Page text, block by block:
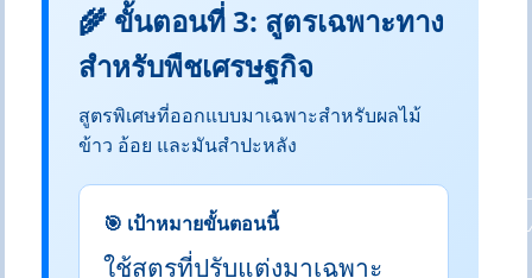
🌾 ขั้นตอนที่ 3: สูตรเฉพาะทาง
สำหรับพืชเศรษฐกิจ
สูตรพิเศษที่ออกแบบมาเฉพาะสำหรับผลไม้
ข้าว อ้อย และมันสำปะหลัง
🎯 เป้าหมายขั้นตอนนี้
ใช้สูตรที่ปรับแต่งมาเฉพาะ